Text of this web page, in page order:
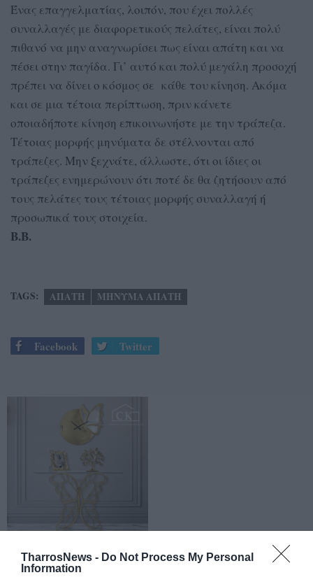
TharrosNews - Do Not Process My Personal
Information
Ένας επαγγελματίας, λοιπόν, που έχει πολλές
συναλλαγές με διαφορετικούς πελάτες, είναι πολύ
πιθανό να μην αναγνωρίσει πως είναι απάτη και να
πέσει στην παγίδα. Γι’ αυτό και πολύ μεγάλη προσοχή
πρέπει να δίνει ο κόσμος σε κάθε του κίνηση. Ακόμα
και σε μια τέτοια περίπτωση, πριν κάνετε
οποιαδήποτε κίνηση επικοινωνήστε με την τράπεζα.
Τέτοιας μορφής μηνύματα δε στέλνονται από
τράπεζες. Μην ξεχνάτε, άλλωστε, ότι οι ίδιες οι
τράπεζες ενημερώνουν ότι ποτέ δε θα ζητήσουν από
τους πελάτες τους τέτοιας μορφής συναλλαγή ή
προσωπικά τους στοιχεία.
Β.Β.
TAGS: ΑΠΑΤΗ ΜΗΝΥΜΑ ΑΠΑΤΗ
Facebook Twitter